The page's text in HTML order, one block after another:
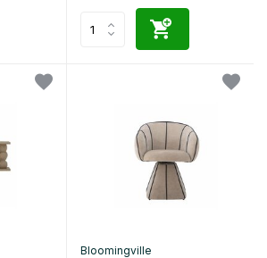
Bloomingville